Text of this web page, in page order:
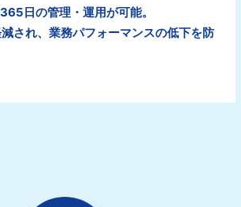
日の管理・運用が可能。
され、業務パフォーマンスの低下を防